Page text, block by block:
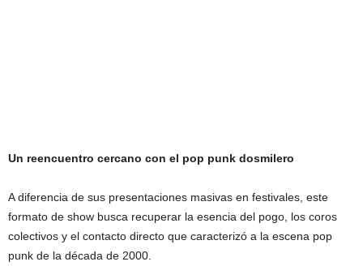
Un reencuentro cercano con el pop punk dosmilero
A diferencia de sus presentaciones masivas en festivales, este
formato de show busca recuperar la esencia del pogo, los coros
colectivos y el contacto directo que caracterizó a la escena pop
punk de la década de 2000.